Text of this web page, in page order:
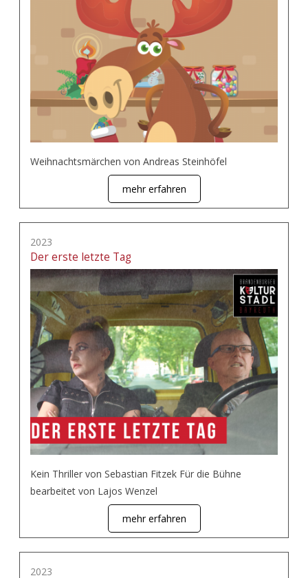
Weihnachtsmärchen von Andreas Steinhöfel
mehr erfahren
2023
Der erste letzte Tag
Kein Thriller von Sebastian Fitzek Für die Bühne
bearbeitet von Lajos Wenzel
mehr erfahren
2023